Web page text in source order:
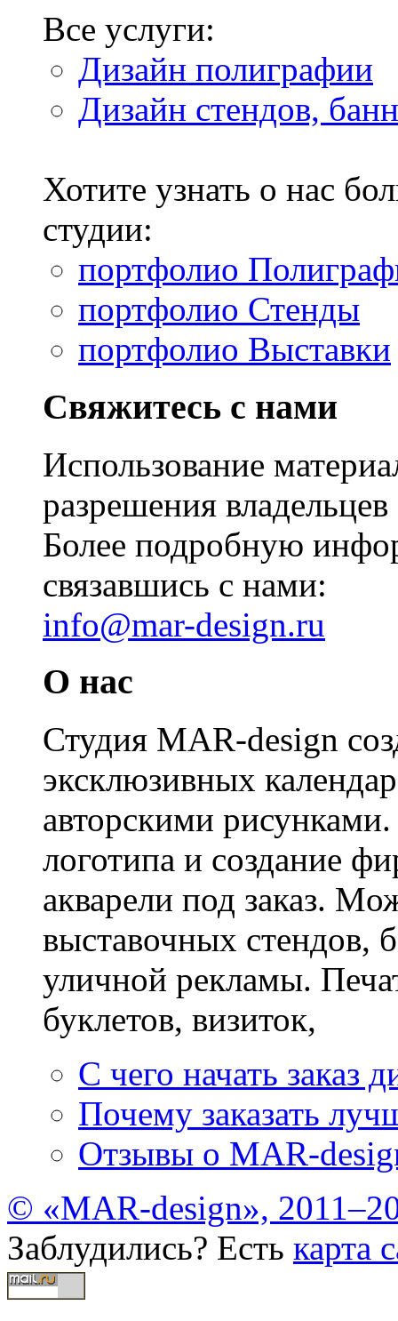
Все услуги:
Дизайн полиграфии
Дизайн стендов,
Хотите узнать о нас
студии:
портфолио
портфолио Стенды
портфолио Выставки
Свяжитесь с нами
Использование
разрешения
Более подробную
связавшись с нами:
info@mar-design.ru
О нас
Студия MAR-design
эксклюзивных
авторскими рисунками.
логотипа и создание
акварели под заказ.
выставочных стендов,
уличной рекламы.
буклетов, визиток,
С чего начать заказ
Почему заказать
Отзывы о MAR-
© «MAR-design»,
Заблудились? Есть карта